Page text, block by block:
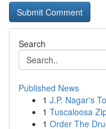
Search
Published News
1 J.P. Nagar's
1 Tuscaloosa
1 Order The